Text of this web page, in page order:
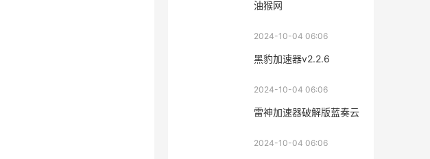
油猴网
2024-10-04 06:06
黑豹加速器v2.2.6
2024-10-04 06:06
雷神加速器破解版蓝奏云
2024-10-04 06:06